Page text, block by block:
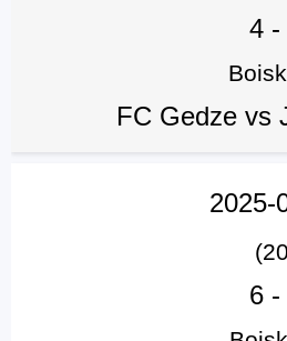
4-
FC Gedze vs
2025-
6-